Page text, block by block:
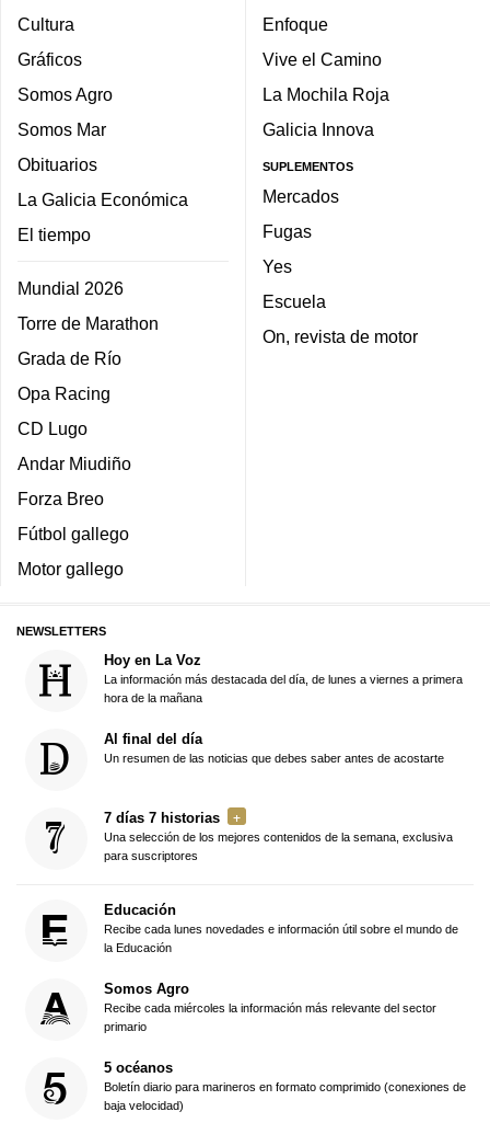
Cultura
Gráficos
Somos Agro
Somos Mar
Obituarios
La Galicia Económica
El tiempo
Mundial 2026
Torre de Marathon
Grada de Río
Opa Racing
CD Lugo
Andar Miudiño
Forza Breo
Fútbol gallego
Motor gallego
Enfoque
Vive el Camino
La Mochila Roja
Galicia Innova
SUPLEMENTOS
Mercados
Fugas
Yes
Escuela
On, revista de motor
NEWSLETTERS
Hoy en La Voz
La información más destacada del día, de lunes a viernes a primera
hora de la mañana
Al final del día
Un resumen de las noticias que debes saber antes de acostarte
7 días 7 historias
Una selección de los mejores contenidos de la semana, exclusiva
para suscriptores
Educación
Recibe cada lunes novedades e información útil sobre el mundo de
la Educación
Somos Agro
Recibe cada miércoles la información más relevante del sector
primario
5 océanos
Boletín diario para marineros en formato comprimido (conexiones de
baja velocidad)